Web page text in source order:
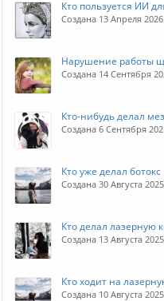
Кто пользуется ИИ
Создана 13 Апреля
Нарушение работы
Создана 14 Сентября
Кто-нибудь делал
Создана 6 Сентября
Кто уже делал ботокс
Создана 30 Августа
Кто делал лазерную
Создана 13 Августа
Кто ходит на
Создана 10 Августа